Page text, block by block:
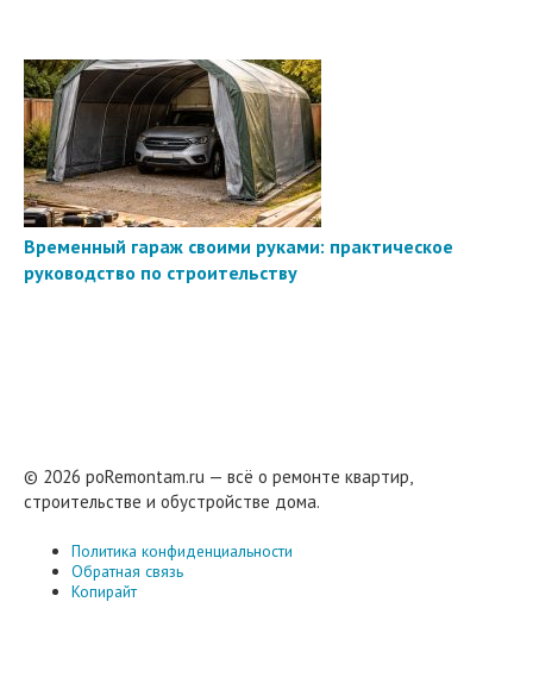
Временный гараж своими руками: практическое
руководство по строительству
© 2026 poRemontam.ru — всё о ремонте квартир,
строительстве и обустройстве дома.
Политика конфиденциальности
Обратная связь
Копирайт